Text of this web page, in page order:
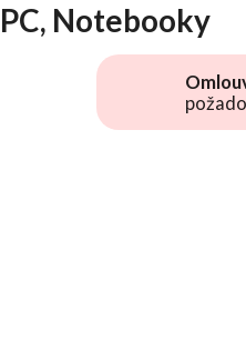
PC, Notebooky